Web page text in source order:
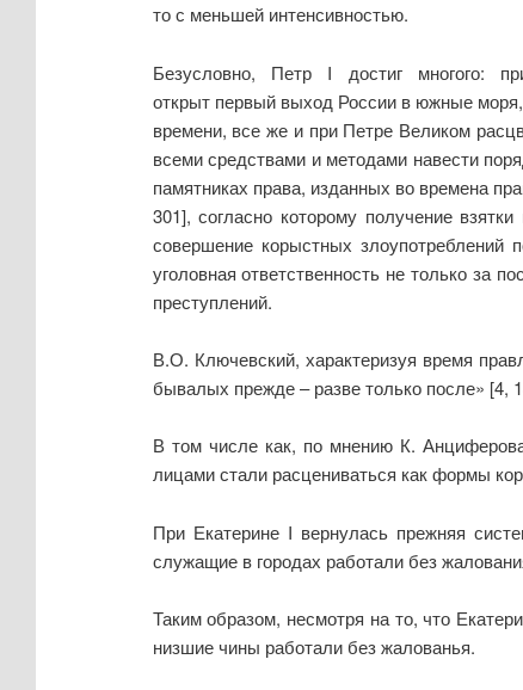
то с меньшей интенсивностью.
Безусловно, Петр I достиг
открыт первый выход России в южные
времени, все же и при Петре Великом
всеми средствами и методами навести
памятниках права, изданных во времена
301], согласно которому получение
совершение корыстных злоупотреблений
уголовная ответственность не только за
преступлений.
В.О. Ключевский, характеризуя время
бывалых прежде – разве только после» [4,
В том числе как, по мнению К.
лицами стали расцениваться как формы
При Екатерине I вернулась прежняя
служащие в городах работали без
Таким образом, несмотря на то, что
низшие чины работали без жалованья.